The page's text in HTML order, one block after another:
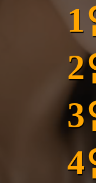
2
3
4